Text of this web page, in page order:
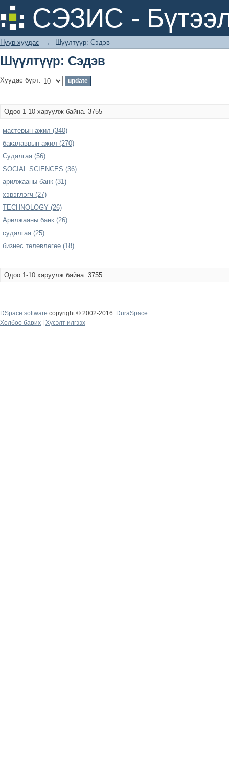
СЭЗИС -
Шүүлтүүр: Сэдэв
Нүүр хуудас → Шүүлтүүр: Сэдэв
Шүүлтүүр: Сэдэв
Хуудас бүрт:
Одоо 1-10 харуулж байна. 3755
мастерын ажил (340)
бакалаврын ажил (270)
Судалгаа (56)
SOCIAL SCIENCES (36)
арилжааны банк (31)
хэрэглэгч (27)
TECHNOLOGY (26)
Арилжааны банк (26)
судалгаа (25)
бизнес төлөвлөгөө (18)
Одоо 1-10 харуулж байна. 3755
DSpace software copyright © 2002-2016
DuraSpace
Холбоо барих
Хүсэлт илгээх